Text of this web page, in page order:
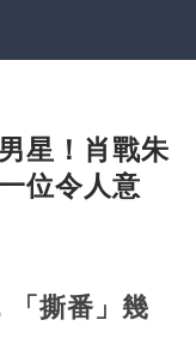
星！肖戰朱
位令人意
「撕番」幾